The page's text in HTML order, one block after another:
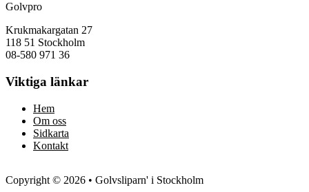
Golvpro
Krukmakargatan 27
118 51 Stockholm
08-580 971 36
Viktiga länkar
Hem
Om oss
Sidkarta
Kontakt
Copyright © 2026 • Golvsliparn' i Stockholm